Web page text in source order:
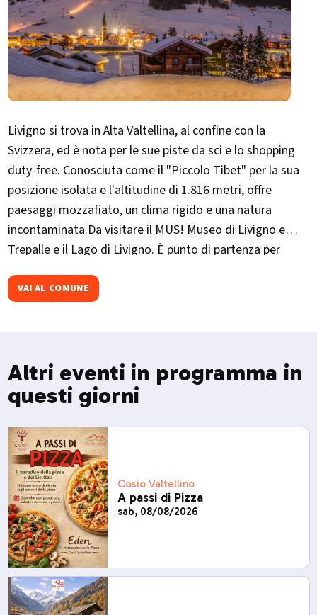
Livigno si trova in Alta Valtellina, al confine con la
Svizzera, ed è nota per le sue piste da sci e lo shopping
duty-free. Conosciuta come il "​Piccolo Tibet" per la sua
posizione isolata e l'altitudine di 1.816 metri, offre
paesaggi mozzafiato, un clima rigido e una natura
incontaminata.Da visitare il MUS! Museo di Livigno e
Trepalle e il Lago di Livigno. È punto di partenza per
dicembre ospita La Sgambeda, gara internazionale di sci
VAI AL COMUNE
Altri eventi in programma in
questi giorni
Cosio Valtellino
A passi di Pizza
sab, 08/08/2026